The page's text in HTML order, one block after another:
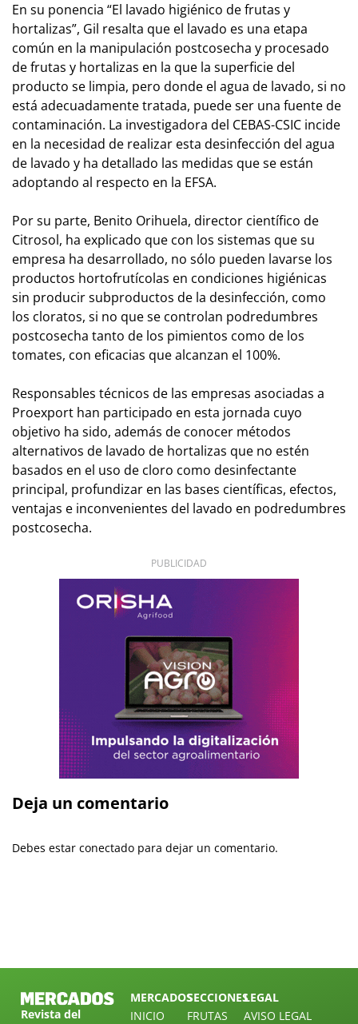
En su ponencia “El lavado higiénico de frutas y
hortalizas”, Gil resalta que el lavado es una etapa
común en la manipulación postcosecha y procesado
de frutas y hortalizas en la que la superficie del
producto se limpia, pero donde el agua de lavado, si no
está adecuadamente tratada, puede ser una fuente de
contaminación. La investigadora del CEBAS-CSIC incide
en la necesidad de realizar esta desinfección del agua
de lavado y ha detallado las medidas que se están
adoptando al respecto en la EFSA.
Por su parte, Benito Orihuela, director científico de
Citrosol, ha explicado que con los sistemas que su
empresa ha desarrollado, no sólo pueden lavarse los
productos hortofrutícolas en condiciones higiénicas
sin producir subproductos de la desinfección, como
los cloratos, si no que se controlan podredumbres
postcosecha tanto de los pimientos como de los
tomates, con eficacias que alcanzan el 100%.
Responsables técnicos de las empresas asociadas a
Proexport han participado en esta jornada cuyo
objetivo ha sido, además de conocer métodos
alternativos de lavado de hortalizas que no estén
basados en el uso de cloro como desinfectante
principal, profundizar en las bases científicas, efectos,
ventajas e inconvenientes del lavado en podredumbres
postcosecha.
PUBLICIDAD
Deja un comentario
Debes estar conectado para dejar un comentario.
Revista del
MERCADOS
INICIO
SECCIONES
FRUTAS
LEGAL
AVISO LEGAL